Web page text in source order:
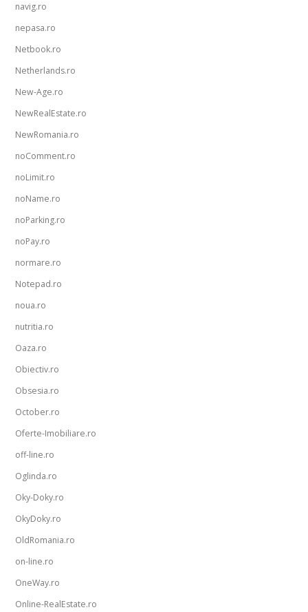
navig.ro
nepasa.ro
Netbook.ro
Netherlands.ro
New-Age.ro
NewRealEstate.ro
NewRomania.ro
noComment.ro
noLimit.ro
noName.ro
noParking.ro
noPay.ro
normare.ro
Notepad.ro
noua.ro
nutritia.ro
Oaza.ro
Obiectiv.ro
Obsesia.ro
October.ro
Oferte-Imobiliare.ro
off-line.ro
Oglinda.ro
Oky-Doky.ro
OkyDoky.ro
OldRomania.ro
on-line.ro
OneWay.ro
Online-RealEstate.ro